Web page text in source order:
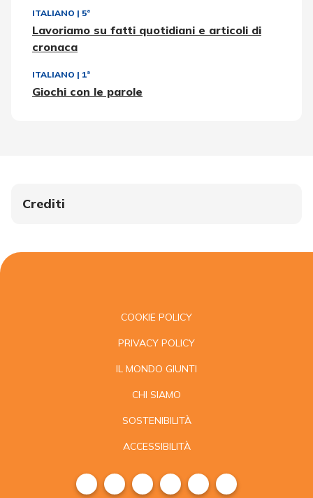
ITALIANO | 5ª
Lavoriamo su fatti quotidiani e articoli di
cronaca
ITALIANO | 1ª
Giochi con le parole
Crediti
COOKIE POLICY
PRIVACY POLICY
IL MONDO GIUNTI
CHI SIAMO
SOSTENIBILITÀ
ACCESSIBILITÀ